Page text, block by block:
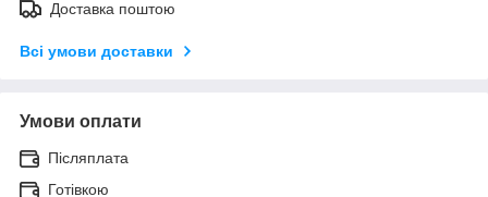
Доставка поштою
Всі умови доставки
Умови оплати
Післяплата
Готівкою